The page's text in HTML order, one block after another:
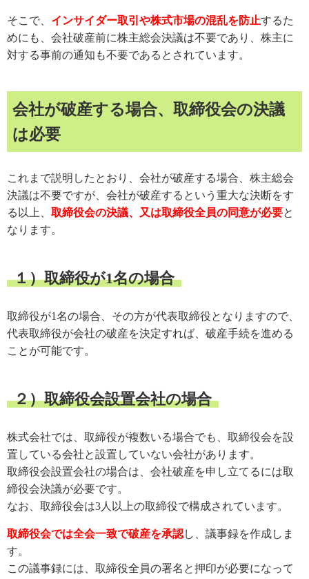
そこで、 インサイダー取引や株式市場の混乱を防止するた
めにも、会社破産前に株主総会決議は不要であり、株主に
対する事前の通知も不要であるとされています。
会社が破産する場合、取締役会の決議
は必要
これまで説明したとおり、会社が破産する場合、株主総会
決議は不要ですが、会社が破産するという重大な決断をす
る以上、 取締役会の決議、又は取締役全員の同意が必要と
なります。
１）取締役が1名の場合
取締役が1名の場合、その方が代表取締役となりますので、
代表取締役が会社の破産を決定すれば、破産手続を進める
ことが可能です。
２）取締役会設置会社の場合
株式会社では、取締役が複数いる場合でも、取締役会を設
置している会社と設置していない会社があります。
取締役会設置会社の場合は、会社破産を申し立てるには取
締役会決議が必要です。
なお、取締役会は3人以上の取締役で構成されています。
取締役会では全会一致で破産を承認し、議事録を作成しま
す。
この議事録には、取締役全員の署名と押印が必要になって